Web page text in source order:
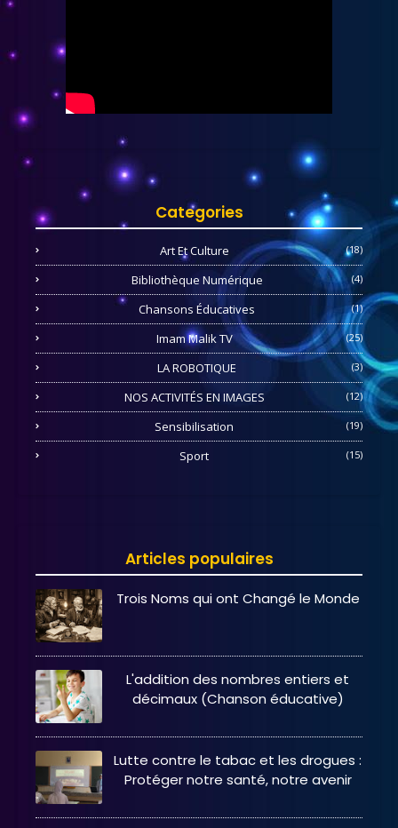
Categories
Art Et Culture (18)
Bibliothèque Numérique (4)
Chansons Éducatives (1)
Imam Malik TV (25)
LA ROBOTIQUE (3)
NOS ACTIVITÉS EN IMAGES (12)
Sensibilisation (19)
Sport (15)
Articles populaires
Trois Noms qui ont Changé le Monde
L'addition des nombres entiers et
décimaux (Chanson éducative)
Lutte contre le tabac et les drogues :
Protéger notre santé, notre avenir